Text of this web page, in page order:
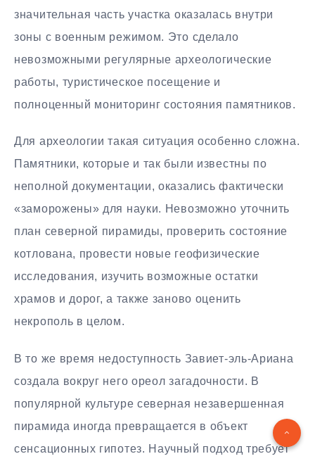
значительная часть участка оказалась внутри
зоны с военным режимом. Это сделало
невозможными регулярные археологические
работы, туристическое посещение и
полноценный мониторинг состояния памятников.
Для археологии такая ситуация особенно сложна.
Памятники, которые и так были известны по
неполной документации, оказались фактически
«заморожены» для науки. Невозможно уточнить
план северной пирамиды, проверить состояние
котлована, провести новые геофизические
исследования, изучить возможные остатки
храмов и дорог, а также заново оценить
некрополь в целом.
В то же время недоступность Завиет-эль-Ариана
создала вокруг него ореол загадочности. В
популярной культуре северная незавершенная
пирамида иногда превращается в объект
сенсационных гипотез. Научный подход требует